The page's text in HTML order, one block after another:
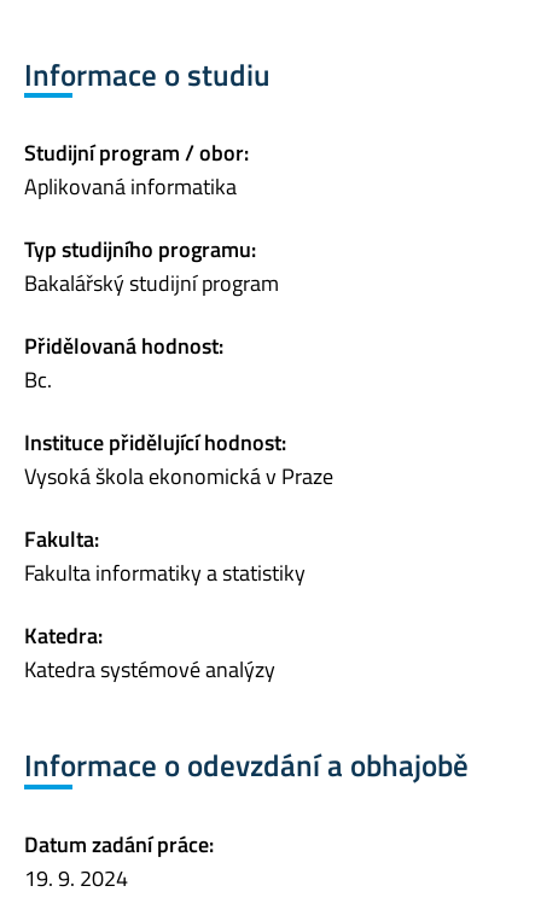
Informace o studiu
Studijní program / obor:
Aplikovaná informatika
Typ studijního programu:
Bakalářský studijní program
Přidělovaná hodnost:
Bc.
Instituce přidělující hodnost:
Vysoká škola ekonomická v Praze
Fakulta:
Fakulta informatiky a statistiky
Katedra:
Katedra systémové analýzy
Informace o odevzdání a obhajobě
Datum zadání práce:
19. 9. 2024